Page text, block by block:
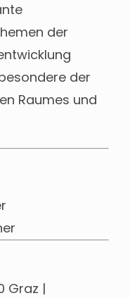
der
der
Raumes und
Graz |